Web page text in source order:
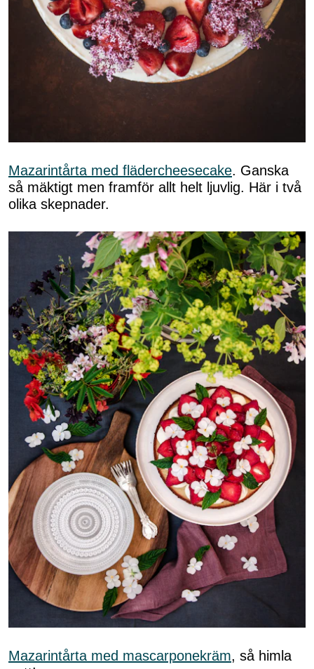
Mazarintårta med flädercheesecake. Ganska
så mäktigt men framför allt helt ljuvlig. Här i två
olika skepnader.
Mazarintårta med mascarponekräm, så himla